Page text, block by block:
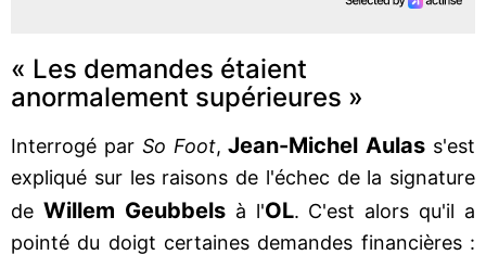
« Les demandes étaient
anormalement supérieures »
Interrogé par So Foot,Jean-Michel Aulas s'est
expliqué sur les raisons de l'échec de la signature
de Willem Geubbelsà l'OL. C'est alors qu'il a
pointé du doigt certaines demandes financières :